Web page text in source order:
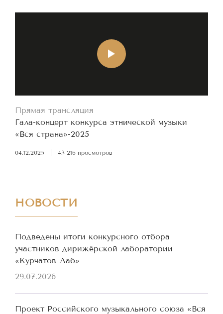
Прямая трансляция
Гала-концерт конкурса этнической музыки
«Вся страна»-2025
04.12.2025 43 216 просмотров
НОВОСТИ
Подведены итоги конкурсного отбора
участников дирижёрской лаборатории
«Курчатов Лаб»
29.07.2026
Проект Российского музыкального союза «Вся